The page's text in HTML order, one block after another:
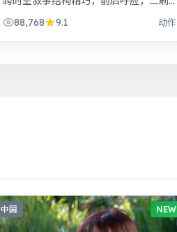
纪实感强，表演克制而富有张力。
88,768 9.1 动作
中国 NEW